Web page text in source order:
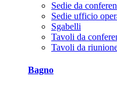
Sedie da
Sedie ufficio
Sgabelli
Tavoli da
Tavoli da
Bagno